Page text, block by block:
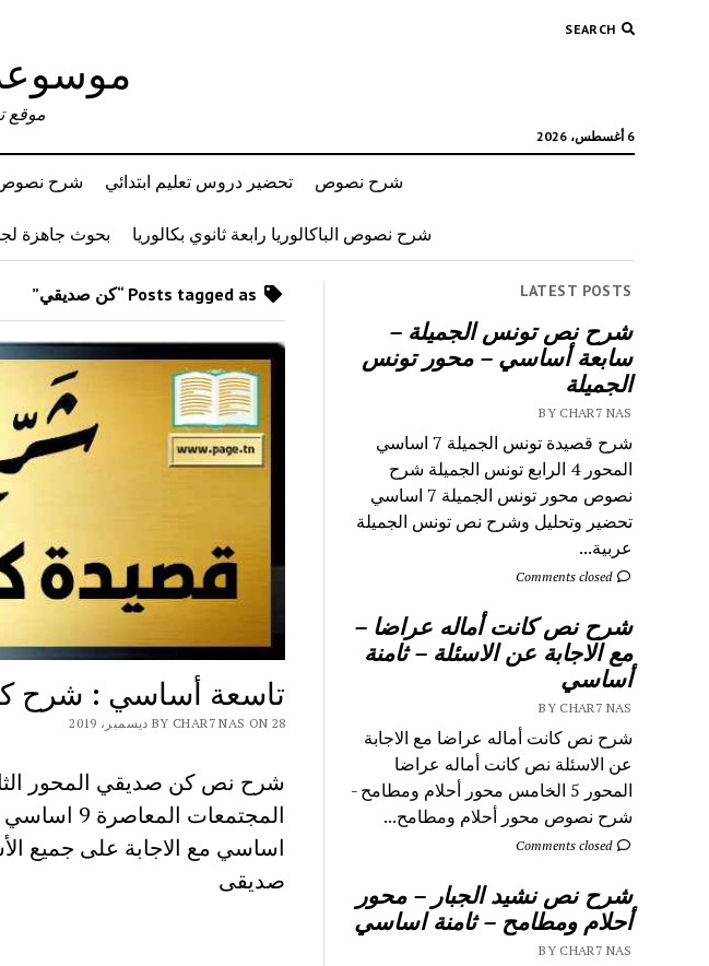
SEARCH
6 أغسطس، 2026
موقع
شرح نصوص تحضير دروس تعليم ابتدائي شرح نصوص
شرح نصوص الباكالوريا رابعة ثانوي بكالوريا بحوث جاهزة
LATEST POSTS
شرح نص تونس الجميلة –
سابعة أساسي – محور تونس
الجميلة
BY CHAR7 NAS
شرح قصيدة تونس الجميلة 7 اساسي
المحور 4 الرابع تونس الجميلة شرح
نصوص محور تونس الجميلة 7 اساسي
تحضير وتحليل وشرح نص تونس الجميلة
عربية...
Comments closed
شرح نص كانت أماله عراضا –
مع الاجابة عن الاسئلة – ثامنة
أساسي
BY CHAR7 NAS
شرح نص كانت أماله عراضا مع الاجابة
عن الاسئلة نص كانت أماله عراضا
المحور 5 الخامس محور أحلام ومطامح -
شرح نصوص محور أحلام ومطامح...
Comments closed
شرح نص نشيد الجبار – محور
أحلام ومطامح – ثامنة اساسي
BY CHAR7 NAS
تاسعة أساسي : شرح
BY CHAR7 NAS ON 28 ديسمبر، 2019
شرح نص كن صديقي المحور
اساسي مع الاجابة على جميع
صديقى